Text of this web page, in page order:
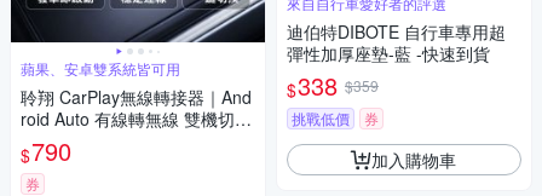
蘋果、安卓雙系統皆可用
聆翔 CarPlay無線轉接器｜And
roid Auto 有線轉無線 雙機切換
藍牙5.4 雙頻Wi-Fi
$790
券
迪伯特DIBOTE 自行車專用超
彈性加厚座墊-藍 -快速到貨
$338 $359
挑戰低價
券
加入購物車